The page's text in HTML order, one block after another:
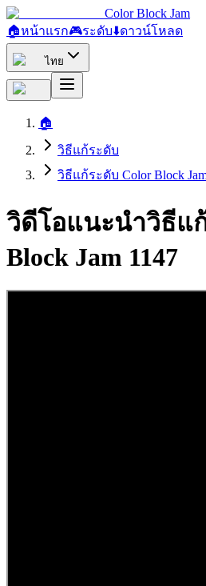
Color Block Jam
🏠หน้าแรก🎮ระดับ⬇️ดาวน์โหลด
ไทย
🏠
วิธีแก้ระดับ
วิธีแก้ระดับ Color Block
วิดีโอแนะนำวิธีแ
Block Jam 1147